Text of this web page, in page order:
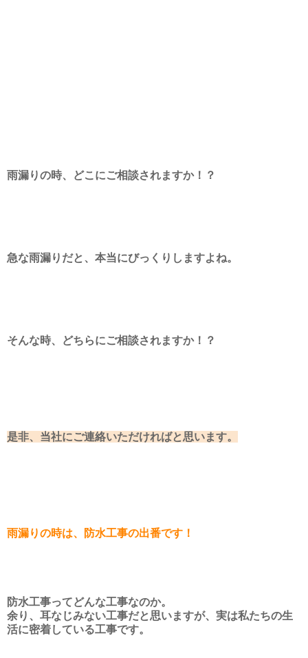
雨漏りの時、どこにご相談されますか！？
急な雨漏りだと、本当にびっくりしますよね。
そんな時、どちらにご相談されますか！？
是非、当社にご連絡いただければと思います。
雨漏りの時は、防水工事の出番です！
防水工事ってどんな工事なのか。
余り、耳なじみない工事だと思いますが、実は私たちの生
活に密着している工事です。